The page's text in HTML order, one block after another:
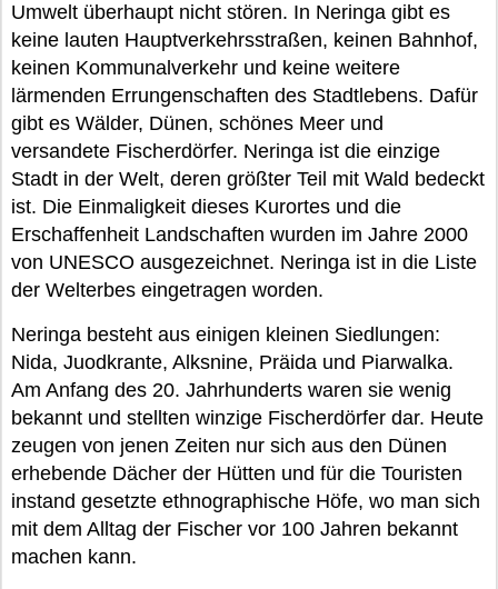
Umwelt überhaupt nicht stören. In Neringa gibt es
keine lauten Hauptverkehrsstraßen, keinen Bahnhof,
keinen Kommunalverkehr und keine weitere
lärmenden Errungenschaften des Stadtlebens. Dafür
gibt es Wälder, Dünen, schönes Meer und
versandete Fischerdörfer. Neringa ist die einzige
Stadt in der Welt, deren größter Teil mit Wald bedeckt
ist. Die Einmaligkeit dieses Kurortes und die
Erschaffenheit Landschaften wurden im Jahre 2000
von UNESCO ausgezeichnet. Neringa ist in die Liste
der Welterbes eingetragen worden.
Neringa besteht aus einigen kleinen Siedlungen:
Nida, Juodkrante, Alksnine, Präida und Piarwalka.
Am Anfang des 20. Jahrhunderts waren sie wenig
bekannt und stellten winzige Fischerdörfer dar. Heute
zeugen von jenen Zeiten nur sich aus den Dünen
erhebende Dächer der Hütten und für die Touristen
instand gesetzte ethnographische Höfe, wo man sich
mit dem Alltag der Fischer vor 100 Jahren bekannt
machen kann.